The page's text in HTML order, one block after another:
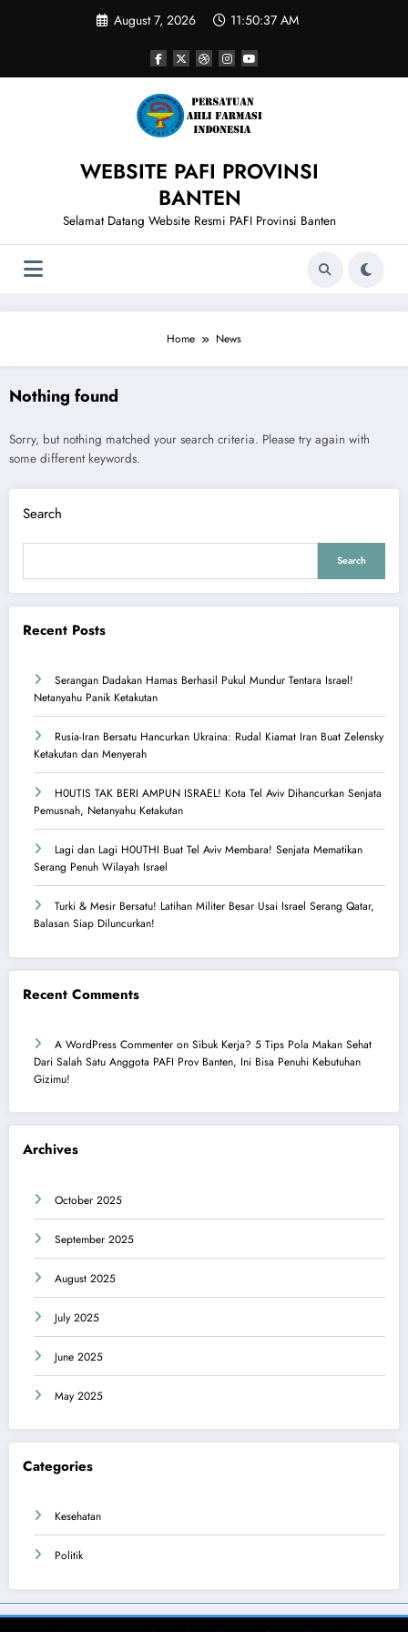
August 7, 2026 11:50:37 AM
WEBSITE PAFI PROVINSI
BANTEN
Selamat Datang Website Resmi PAFI Provinsi Banten
Home News
Nothing found
Sorry, but nothing matched your search criteria. Please try again with
some different keywords.
Search
Search
Recent Posts
Serangan Dadakan Hamas Berhasil Pukul Mundur Tentara Israel!
Netanyahu Panik Ketakutan
Rusia-Iran Bersatu Hancurkan Ukraina: Rudal Kiamat Iran Buat Zelensky
Ketakutan dan Menyerah
H0UTIS TAK BERI AMPUN ISRAEL! Kota Tel Aviv Dihancurkan Senjata
Pemusnah, Netanyahu Ketakutan
Lagi dan Lagi H0UTHI Buat Tel Aviv Membara! Senjata Mematikan
Serang Penuh Wilayah Israel
Turki & Mesir Bersatu! Latihan Militer Besar Usai Israel Serang Qatar,
Balasan Siap Diluncurkan!
Recent Comments
A WordPress Commenter on Sibuk Kerja? 5 Tips Pola Makan Sehat
Dari Salah Satu Anggota PAFI Prov Banten, Ini Bisa Penuhi Kebutuhan
Gizimu!
Archives
October 2025
September 2025
August 2025
July 2025
June 2025
May 2025
Categories
Kesehatan
Politik